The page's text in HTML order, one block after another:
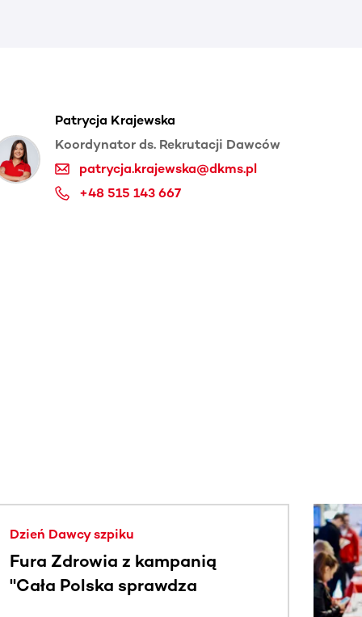
Patrycja Krajewska
Koordynator ds. Rekrutacji Dawców
patrycja.krajewska@dkms.pl
+48 515 143 667
Dzień Dawcy szpiku
Fura Zdrowia z kampanią
"Cała Polska sprawdza